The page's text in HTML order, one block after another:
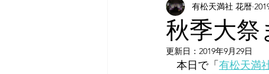
有松ヒストリア 日本遺産有松
菅公ヒストリア 有松の施設情
秋季大祭
有松天満社 花暦
更新日： 2019年9月29日
本日で「 有松天満